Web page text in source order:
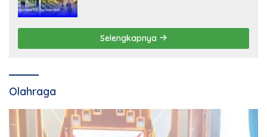
Selengkapnya
Olahraga